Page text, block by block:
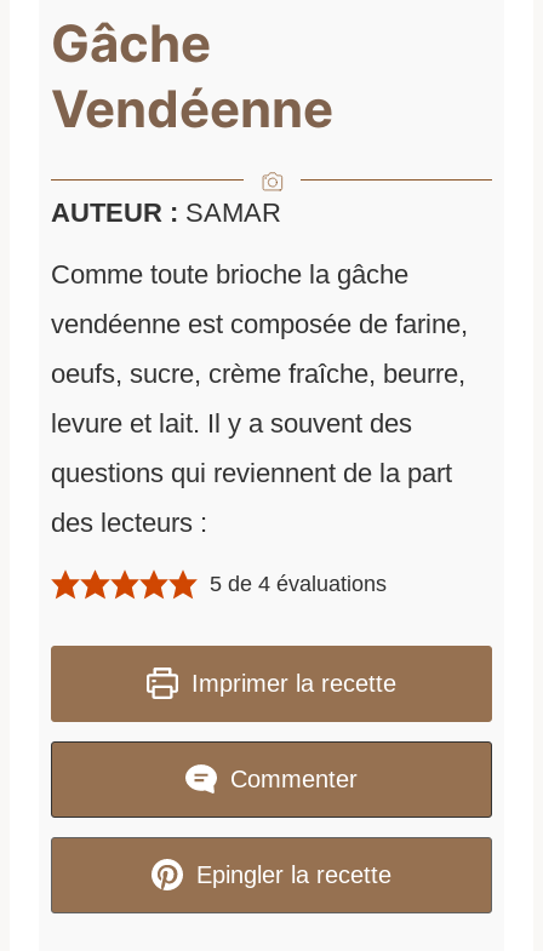
Gâche
Vendéenne
AUTEUR : SAMAR
Comme toute brioche la gâche
vendéenne est composée de farine,
oeufs, sucre, crème fraîche, beurre,
levure et lait. Il y a souvent des
questions qui reviennent de la part
des lecteurs :
5 de4 évaluations
Imprimer la recette
Commenter
Epingler la recette